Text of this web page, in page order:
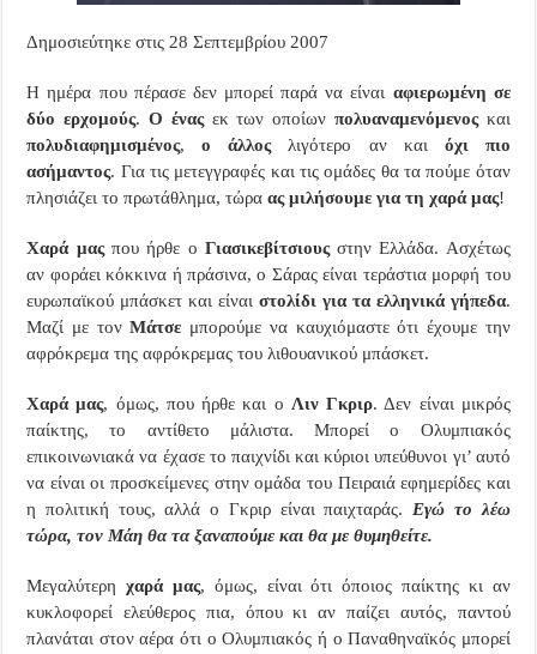
Δημοσιεύτηκε στις 28 Σεπτεμβρίου 2007
Η ημέρα που πέρασε δεν μπορεί παρά να είναι αφιερωμένη σε
δύο ερχομούς. Ο έναςεκ των οποίων πολυαναμενόμενος και
πολυδιαφημισμένος,ο άλλοςλιγότερο αν και όχι πιο
ασήμαντος. Για τις μετεγγραφές και τις ομάδες θα τα πούμε όταν
πλησιάζει το πρωτάθλημα, τώραας μιλήσουμε για τη χαρά μας!
Χαρά μαςπου ήρθε ο Γιασικεβίτσιουςστην Ελλάδα. Ασχέτως
αν φοράει κόκκινα ή πράσινα, ο Σάρας είναι τεράστια μορφή του
ευρωπαϊκού μπάσκετ και είναι στολίδι για τα ελληνικά γήπεδα.
Μαζί με τονΜάτσε μπορούμε να καυχιόμαστε ότι έχουμε την
αφρόκρεμα της αφρόκρεμας του λιθουανικού μπάσκετ.
Χαρά μας, όμως, που ήρθε και ο Λιν Γκριρ. Δεν είναι μικρός
παίκτης, το αντίθετο μάλιστα. Μπορεί ο Ολυμπιακός
επικοινωνιακά να έχασε το παιχνίδι και κύριοι υπεύθυνοι γι’ αυτό
να είναι οι προσκείμενες στην ομάδα του Πειραιά εφημερίδες και
η πολιτική τους, αλλά ο Γκριρ είναι παιχταράς. Εγώ το λέω
τώρα, τον Μάη θα τα ξαναπούμε και θα με θυμηθείτε.
Μεγαλύτερηχαρά μας, όμως, είναι ότι όποιος παίκτης κι αν
κυκλοφορεί ελεύθερος πια, όπου κι αν παίζει αυτός, παντού
πλανάται στον αέρα ότι ο Ολυμπιακός ή ο Παναθηναϊκός μπορεί